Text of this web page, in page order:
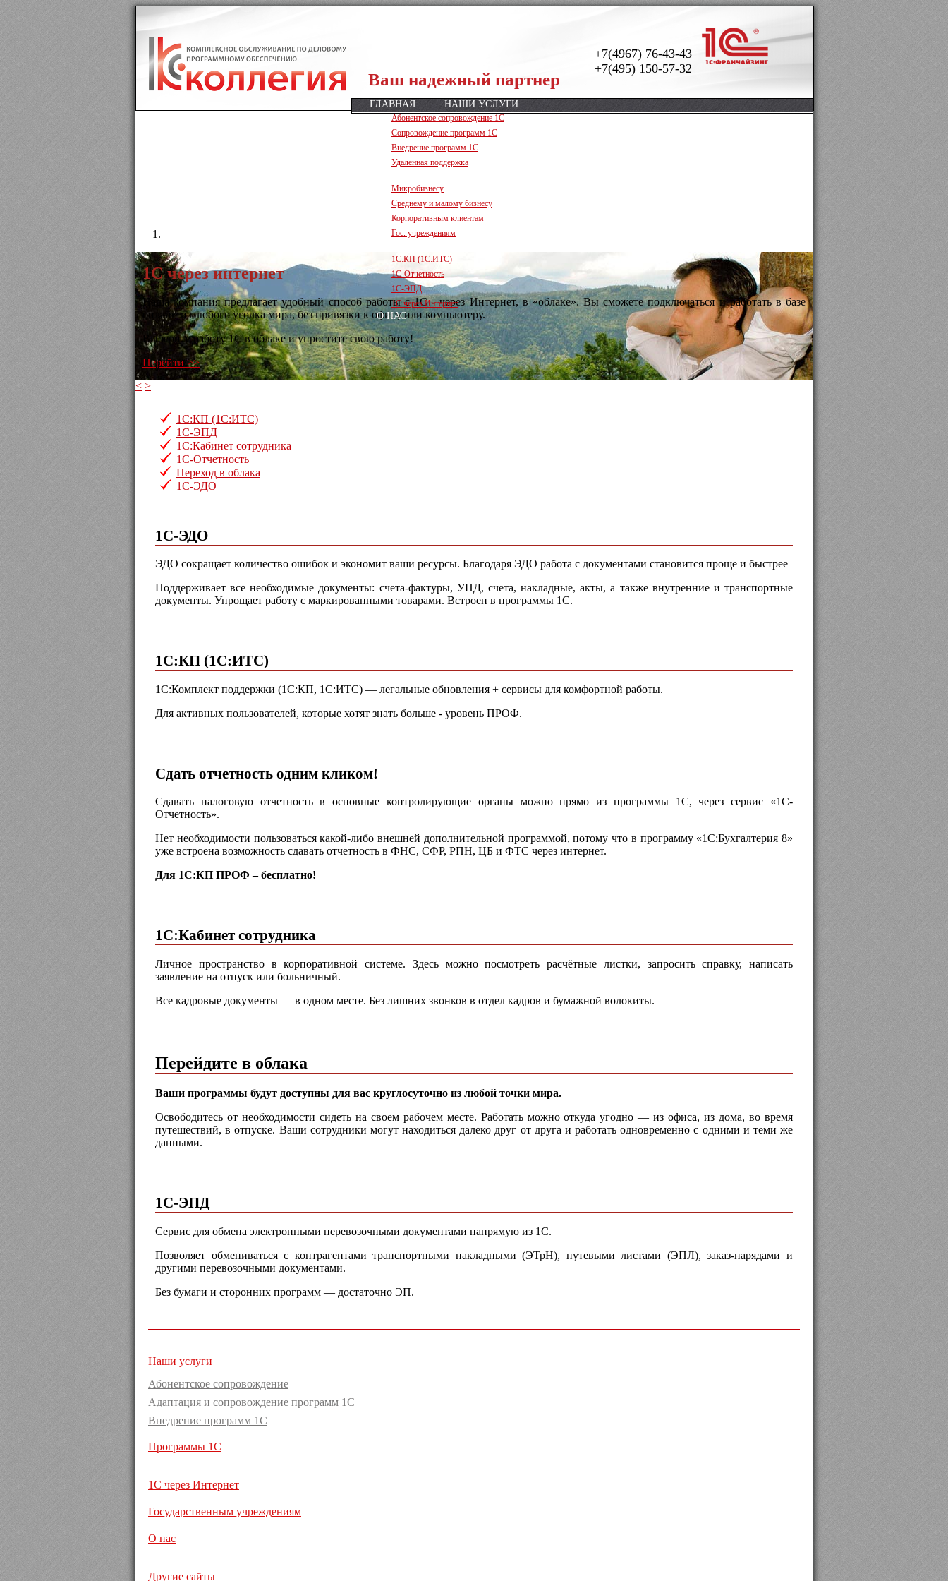
Ваш надежный партнер
+7(4967) 76-43-43
+7(495) 150-57-32
ГЛАВНАЯ НАШИ УСЛУГИ
Абонентское сопровождение 1С
Сопровождение программ 1С
Внедрение программ 1С
Удаленная поддержка
Микробизнесу
Среднему и малому бизнесу
Корпоративным клиентам
Гос. учреждениям
1С:КП (1С:ИТС)
1С-Отчетность
1С-ЭПД
1С через Интернет
О НАС
1С через интернет
Наша компания предлагает удобный способ работы с 1С - через Интернет, в «облаке». Вы сможете подключаться и работать в базе
онлайн из любого уголка мира, без привязки к офису или компьютеру.
Выберите работу 1С в облаке и упростите свою работу!
Перейти >>
< >
1С:КП (1С:ИТС)
1С-ЭПД
1С:Кабинет сотрудника
1С-Отчетность
Переход в облака
1С-ЭДО
1С-ЭДО
ЭДО сокращает количество ошибок и экономит ваши ресурсы. Благодаря ЭДО работа с документами становится проще и быстрее
Поддерживает все необходимые документы: счета-фактуры, УПД, счета, накладные, акты, а также внутренние и транспортные
документы. Упрощает работу с маркированными товарами. Встроен в программы 1С.
1С:КП (1С:ИТС)
1С:Комплект поддержки (1С:КП, 1С:ИТС) — легальные обновления + сервисы для комфортной работы.
Для активных пользователей, которые хотят знать больше - уровень ПРОФ.
Сдать отчетность одним кликом!
Сдавать налоговую отчетность в основные контролирующие органы можно прямо из программы 1С, через сервис «1С-
Отчетность».
Нет необходимости пользоваться какой-либо внешней дополнительной программой, потому что в программу «1С:Бухгалтерия 8»
уже встроена возможность сдавать отчетность в ФНС, СФР, РПН, ЦБ и ФТС через интернет.
Для 1С:КП ПРОФ – бесплатно!
1С:Кабинет сотрудника
Личное пространство в корпоративной системе. Здесь можно посмотреть расчётные листки, запросить справку, написать
заявление на отпуск или больничный.
Все кадровые документы — в одном месте. Без лишних звонков в отдел кадров и бумажной волокиты.
Перейдите в облака
Ваши программы будут доступны для вас круглосуточно из любой точки мира.
Освободитесь от необходимости сидеть на своем рабочем месте. Работать можно откуда угодно — из офиса, из дома, во время
путешествий, в отпуске. Ваши сотрудники могут находиться далеко друг от друга и работать одновременно с одними и теми же
данными.
1С-ЭПД
Сервис для обмена электронными перевозочными документами напрямую из 1С.
Позволяет обмениваться с контрагентами транспортными накладными (ЭТрН), путевыми листами (ЭПЛ), заказ-нарядами и
другими перевозочными документами.
Без бумаги и сторонних программ — достаточно ЭП.
Наши услуги
Абонентское сопровождение
Адаптация и сопровождение программ 1С
Внедрение программ 1С
Программы 1С
1С через Интернет
Государственным учреждениям
О нас
Другие сайты